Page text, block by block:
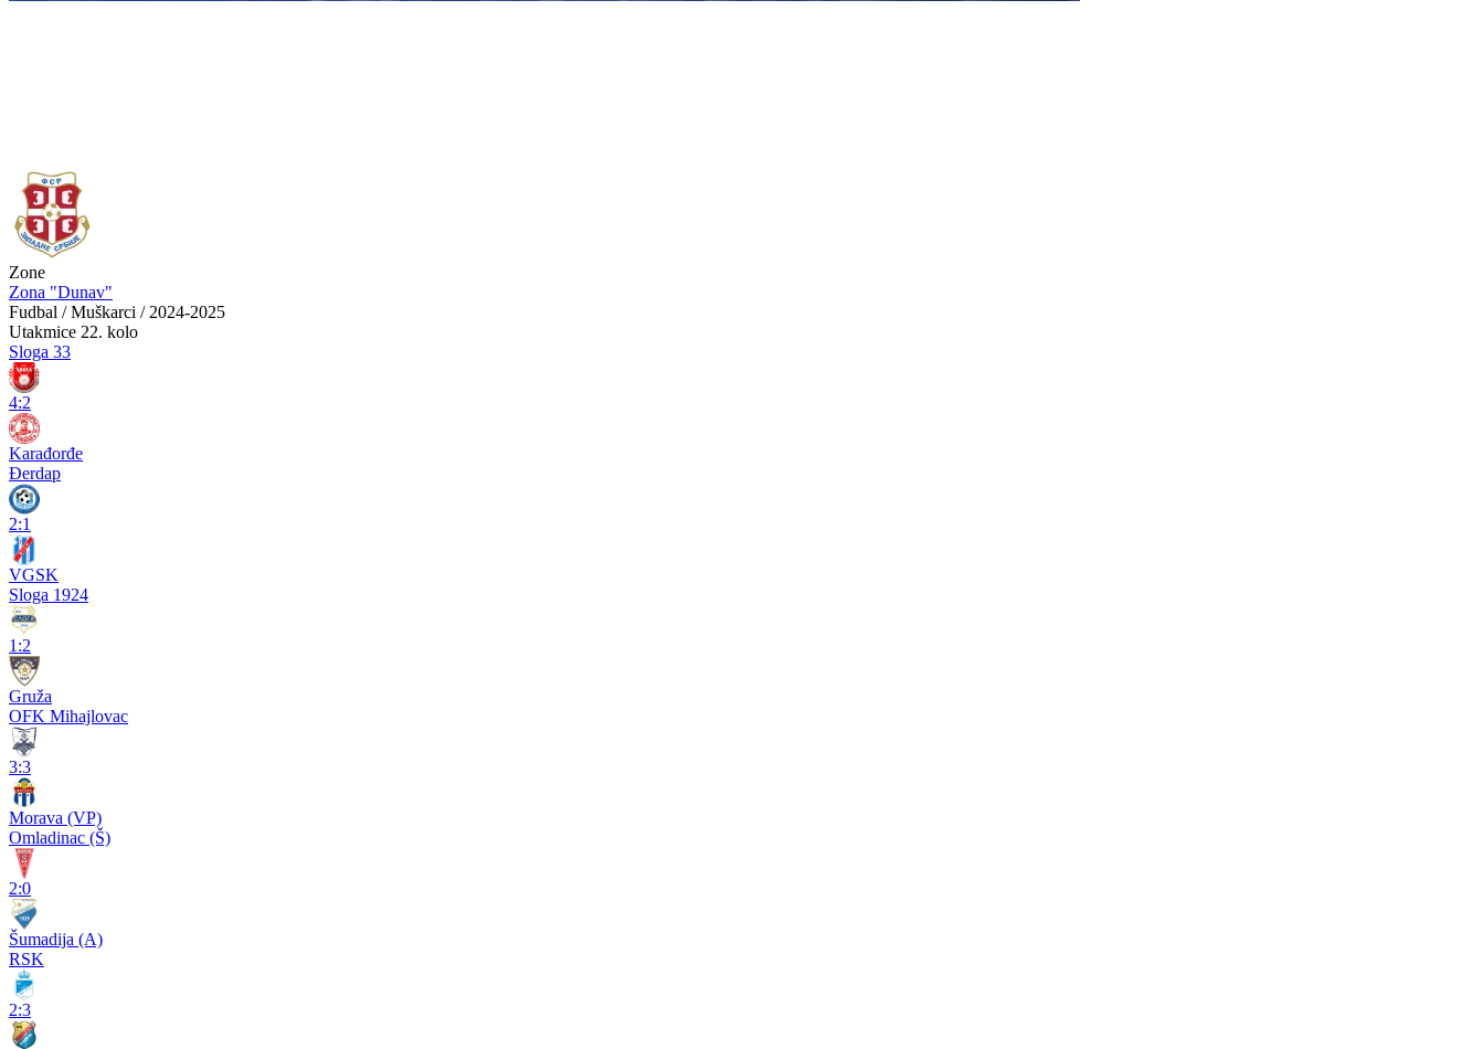
Zone
Zona "Dunav"
Fudbal / Muškarci / 2024-2025
Utakmice 22. kolo
Sloga 33
4:2
Karađorđe
Đerdap
2:1
VGSK
Sloga 1924
1:2
Gruža
OFK Mihajlovac
3:3
Morava (VP)
Omladinac (Š)
2:0
Šumadija (A)
RSK
2:3